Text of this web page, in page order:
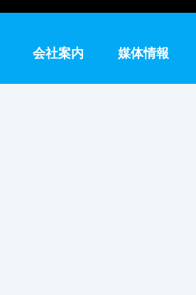
会社案内 媒体情報